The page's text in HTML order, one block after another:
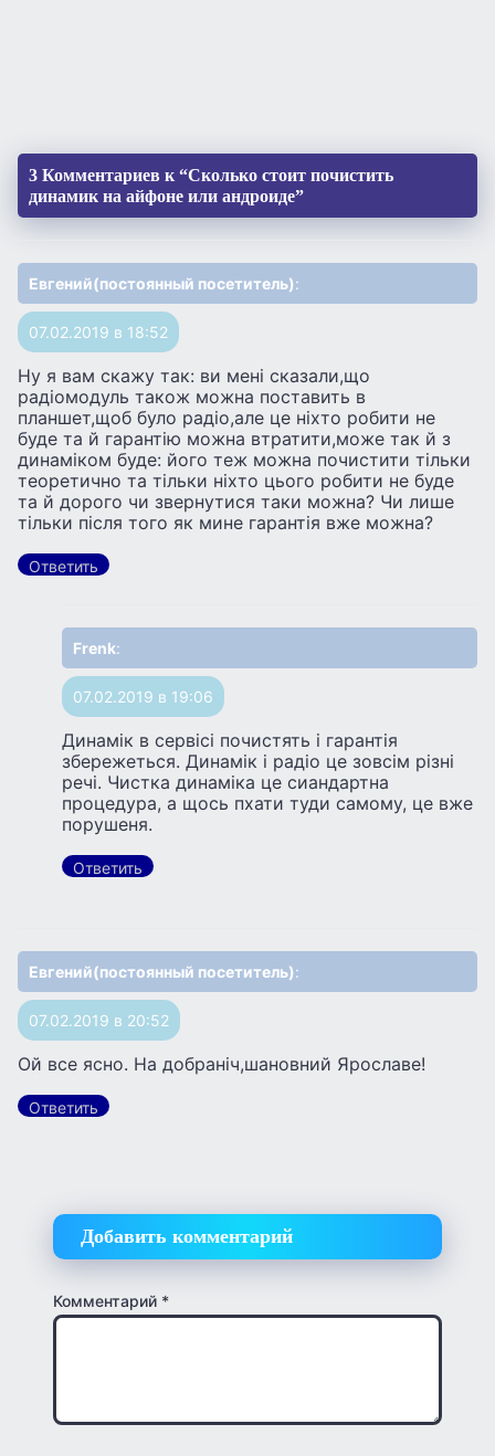
3 Комментариев к “Сколько стоит почистить
динамик на айфоне или андроиде”
Евгений(постоянный посетитель):
07.02.2019 в 18:52
Ну я вам скажу так: ви менi сказали,що
радiомодуль також можна поставить в
планшет,щоб було радio,але це нiхто робити не
буде та й гарантiю можна втратити,може так й з
динамiком буде: його теж можна почистити тiльки
теоретично та тiльки нiхто цього робити не буде
та й дорого чи звернутися таки можна? Чи лише
тiльки пiсля того як мине гарантiя вже можна?
Ответить
Frenk:
07.02.2019 в 19:06
Динамік в сервісі почистять і гарантія
збережеться. Динамік і радіо це зовсім різні
речі. Чистка динаміка це сиандартна
процедура, а щось пхати туди самому, це вже
порушеня.
Ответить
Евгений(постоянный посетитель):
07.02.2019 в 20:52
Ой все ясно. На добранiч,шановний Ярославе!
Ответить
Добавить комментарий
Комментарий *